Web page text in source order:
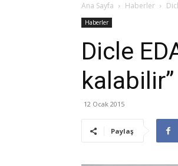
Ana Sayfa Haberler
Haberler
Dicle
kalabilir”
12 Ocak 2015
Paylaş